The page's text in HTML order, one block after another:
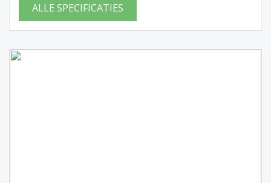
ALLE SPECIFICATIES